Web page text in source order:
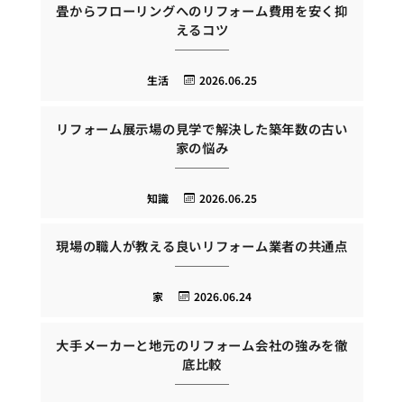
畳からフローリングへのリフォーム費用を安く抑
えるコツ
2026.06.25
生活
リフォーム展示場の見学で解決した築年数の古い
家の悩み
2026.06.25
知識
現場の職人が教える良いリフォーム業者の共通点
2026.06.24
家
大手メーカーと地元のリフォーム会社の強みを徹
底比較